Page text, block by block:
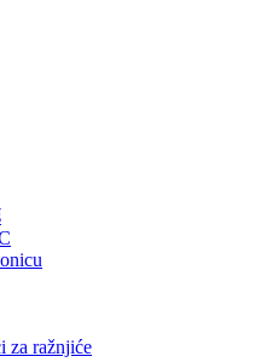
za ražnjiće